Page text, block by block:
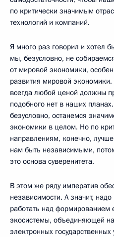
по критически значимым
технологий и компаний.
Я много раз говорил и хотел
мы, безусловно, не
от мировой экономики,
развития мировой экономики.
всегда любой ценой должны
подобного нет в наших
безусловно, останемся
экономики в целом. Но по
направлениям, конечно,
нам быть независимыми,
это основа суверенитета.
В этом же ряду императив
независимости. А значит,
работать над формированием
экосистемы, объединяющей
электронных государственных